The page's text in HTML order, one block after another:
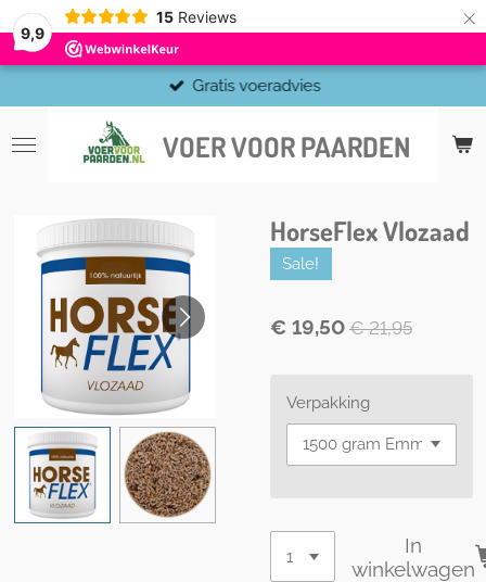
9,9
15 Reviews ×
VOER VOOR PAARDEN
Gratis voeradvies
HorseFlex Vlozaad
Sale!
€ 19,50 € 21,95
Verpakking
In
winkelwagen